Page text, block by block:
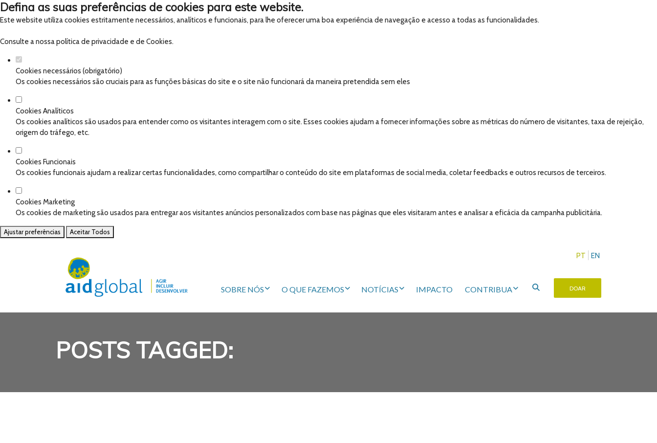
Defina as suas preferências de cookies para este website.
Este website utiliza cookies estritamente necessários, analíticos e funcionais, para lhe oferecer uma boa experiência de navegação e acesso a todas as funcionalidades.
Consulte a nossapolítica de privacidade e de Cookies.
Cookies necessários (obrigatório)
Os cookies necessários são cruciais para as funções básicas do site e o site não funcionará da maneira pretendida sem eles
Cookies Analíticos
Os cookies analíticos são usados para entender como os visitantes interagem com o site. Esses cookies ajudam a fornecer informações sobre as métricas do número de visitantes, taxa de rejeição,
origem do tráfego, etc.
Cookies Funcionais
Os cookies funcionais ajudam a realizar certas funcionalidades, como compartilhar o conteúdo do site em plataformas de social media, coletar feedbacks e outros recursos de terceiros.
Cookies Marketing
Os cookies de marketing são usados para entregar aos visitantes anúncios personalizados com base nas páginas que eles visitaram antes e analisar a eficácia da campanha publicitária.
Ajustar preferências Aceitar Todos
PT EN
DOAR
SOBRE NÓS O QUE FAZEMOS NOTÍCIAS IMPACTO CONTRIBUA
POSTS TAGGED: